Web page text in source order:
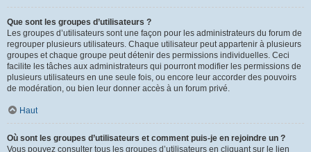
Que sont les groupes d’utilisateurs ?
Les groupes d’utilisateurs sont une façon pour les administrateurs du forum de
regrouper plusieurs utilisateurs. Chaque utilisateur peut appartenir à plusieurs
groupes et chaque groupe peut détenir des permissions individuelles. Ceci
facilite les tâches aux administrateurs qui pourront modifier les permissions de
plusieurs utilisateurs en une seule fois, ou encore leur accorder des pouvoirs
de modération, ou bien leur donner accès à un forum privé.
Haut
Où sont les groupes d’utilisateurs et comment puis-je en rejoindre un ?
Vous pouvez consulter tous les groupes d’utilisateurs en cliquant sur le lien